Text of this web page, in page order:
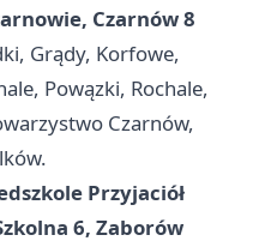
Czarnów 8
Grądy, Korfowe,
Powązki, Rochale,
Czarnów,
Przyjaciół
6, Zaborów